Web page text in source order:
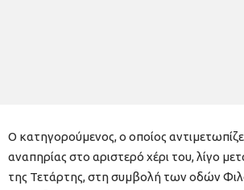
Ο κατηγορούμενος, ο οποίος
αναπηρίας στο αριστερό χέρι του, λίγο
της Τετάρτης, στη συμβολή των οδών